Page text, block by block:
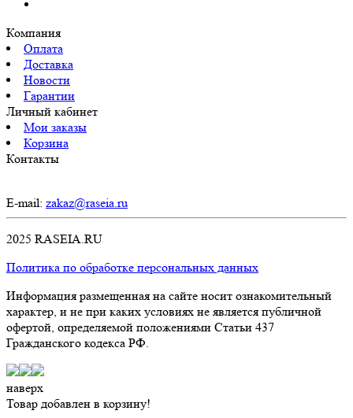
Компания
Оплата
Доставка
Новости
Гарантии
Личный кабинет
Мои заказы
Корзина
Контакты
E-mail: zakaz@raseia.ru
2025 RASEIA.RU
Политика по обработке персональных данных
Информация размещенная на сайте носит ознакомительный
характер, и не при каких условиях не является публичной
офертой, определяемой положениями Статьи 437
Гражданского кодекса РФ.
наверх
Товар добавлен в корзину!